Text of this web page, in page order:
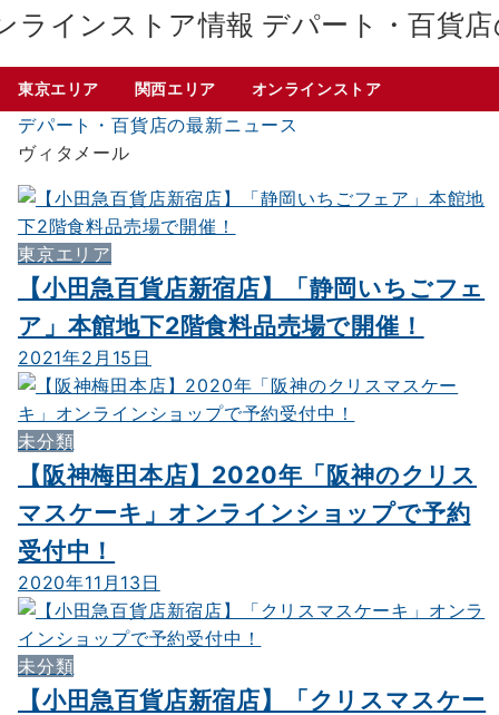
デパート・百貨
東京エリア 関西エリア オンラインストア
デパート・百貨店の最新ニュース
ヴィタメール
東京エリア
【小田急百貨店新宿店】「静岡いちごフェ
ア」本館地下2階食料品売場で開催！
2021年2月15日
未分類
【阪神梅田本店】2020年「阪神のクリス
マスケーキ」オンラインショップで予約
受付中！
2020年11月13日
未分類
【小田急百貨店新宿店】「クリスマスケー